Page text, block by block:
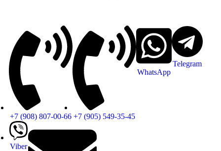
+7 (908) 807-00-66 +7 (905) 549-35-45
WhatsApp
Telegram
Viber